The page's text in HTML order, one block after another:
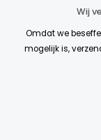
Wij
Omdat we
mogelijk is,